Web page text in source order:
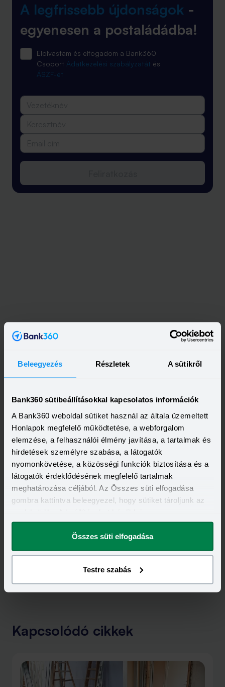
Beleegyezés Részletek A sütikről
Bank360 sütibeállításokkal kapcsolatos információk
A Bank360 weboldal sütiket használ az általa üzemeltett
Honlapok megfelelő működtetése, a webforgalom
elemzése, a felhasználói élmény javítása, a tartalmak és
hirdetések személyre szabása, a látogatók
nyomonkövetése, a közösségi funkciók biztosítása és a
látogatók érdeklődésének megfelelő tartalmak
meghatározása céljából. Az Összes süti elfogadása
gombra kattintva beleegyezel, hogy sütiket tároljunk az
megváltoztathatod.
Összes süti elfogadása
Testre szabás
A legfrissebb újdonságok -
egyenesen a postaládádba!
Elolvastam és elfogadom a Bank360
Csoport Adatkezelési szabályzatát és
ÁSZF-ét
Kapcsolódó címkék
ÖNKÉNTES NYUGDÍJPÉNZTÁR
OTP NYUGDÍJPÉNZTÁR
TAGDÍJ
Kapcsolódó cikkek